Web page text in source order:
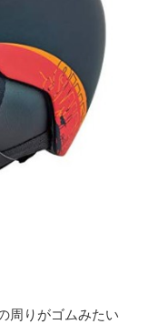
周りがゴムみたい